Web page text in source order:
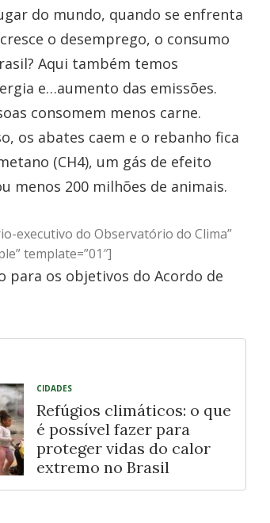
do mundo, quando se enfrenta
o desemprego, o consumo
Aqui também temos
e…aumento das emissões.
consomem menos carne.
os abates caem e o rebanho fica
(CH4), um gás de efeito
menos 200 milhões de animais.
executivo do Observatório do Clima”
template=”01″]
para os objetivos do Acordo de
CIDADES
Refúgios climáticos: o que
é possível fazer para
proteger vidas do calor
extremo no Brasil